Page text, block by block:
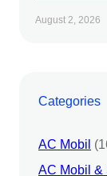
August 2, 2026
Categories
AC Mobil
AC Mobil &